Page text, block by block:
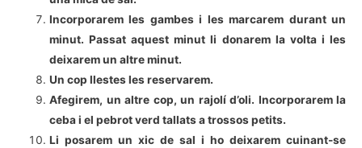
Incorporarem les gambes i les marcarem durant un
minut. Passat aquest minut li donarem la volta i les
deixarem un altre minut.
Un cop llestes les reservarem.
Afegirem, un altre cop, un rajolí d’oli. Incorporarem la
ceba i el pebrot verd tallats a trossos petits.
Li posarem un xic de sal i ho deixarem cuinant-se